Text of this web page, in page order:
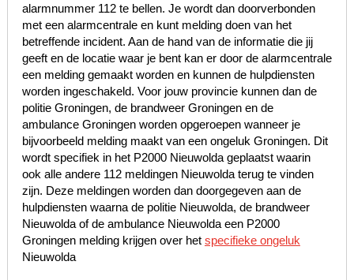
alarmnummer 112 te bellen. Je wordt dan doorverbonden
met een alarmcentrale en kunt melding doen van het
betreffende incident. Aan de hand van de informatie die jij
geeft en de locatie waar je bent kan er door de alarmcentrale
een melding gemaakt worden en kunnen de hulpdiensten
worden ingeschakeld. Voor jouw provincie kunnen dan de
politie Groningen, de brandweer Groningen en de
ambulance Groningen worden opgeroepen wanneer je
bijvoorbeeld melding maakt van een ongeluk Groningen. Dit
wordt specifiek in het P2000 Nieuwolda geplaatst waarin
ook alle andere 112 meldingen Nieuwolda terug te vinden
zijn. Deze meldingen worden dan doorgegeven aan de
hulpdiensten waarna de politie Nieuwolda, de brandweer
Nieuwolda of de ambulance Nieuwolda een P2000
Groningen melding krijgen over het specifieke ongeluk
Nieuwolda